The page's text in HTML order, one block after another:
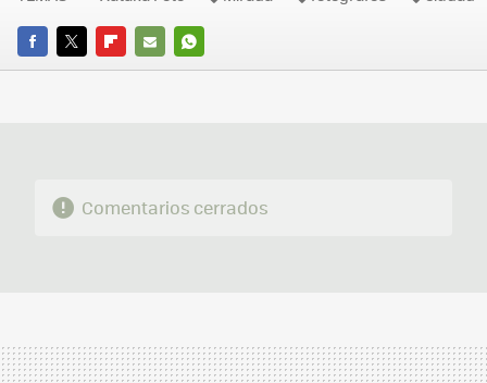
FACEBOOK
TWITTERFLIPBOARD
E-
WHATSAPP
Comentarios cerrados